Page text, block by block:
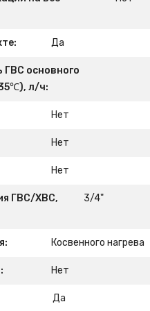
Да
ГВС основного
л/ч:
Нет
Нет
Нет
ГВС/ХВС,
3/4"
Косвенного нагрева
Нет
Да